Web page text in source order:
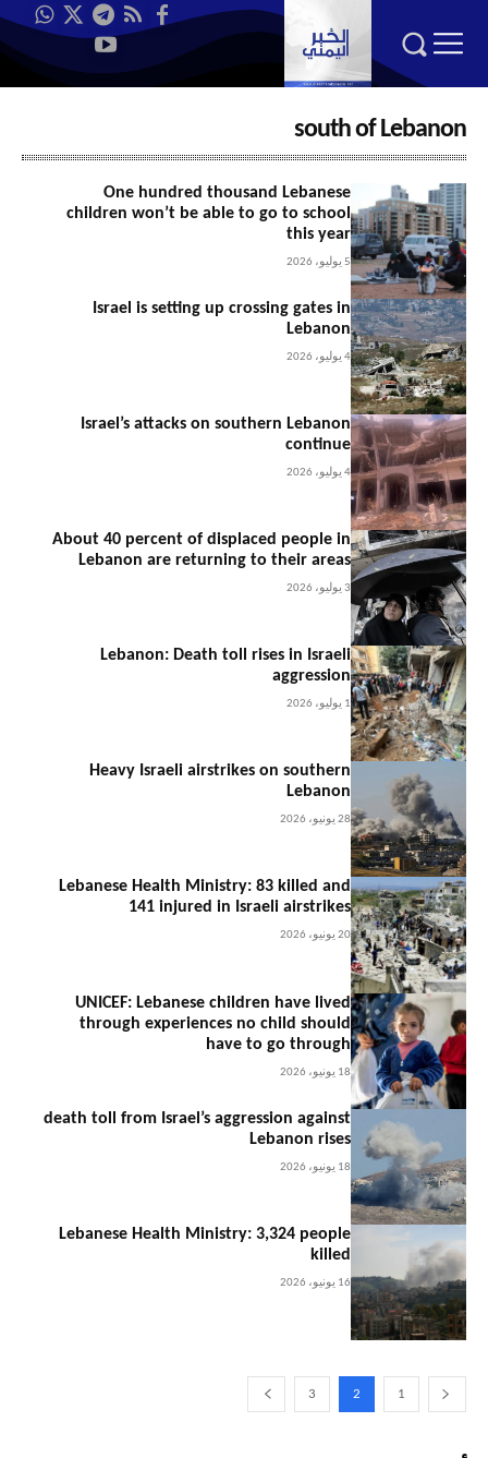
south of Lebanon
One hundred thousand Lebanese
children won’t be able to go to school
this year
5 يوليو، 2026
Israel is setting up crossing gates in
Lebanon
4 يوليو، 2026
Israel’s attacks on southern Lebanon
continue
4 يوليو، 2026
About 40 percent of displaced people in
Lebanon are returning to their areas
3 يوليو، 2026
Lebanon: Death toll rises in Israeli
aggression
1 يوليو، 2026
Heavy Israeli airstrikes on southern
Lebanon
28 يونيو، 2026
Lebanese Health Ministry: 83 killed and
141 injured in Israeli airstrikes
20 يونيو، 2026
UNICEF: Lebanese children have lived
through experiences no child should
have to go through
18 يونيو، 2026
death toll from Israel’s aggression against
Lebanon rises
18 يونيو، 2026
Lebanese Health Ministry: 3,324 people
killed
16 يونيو، 2026
1
2
3